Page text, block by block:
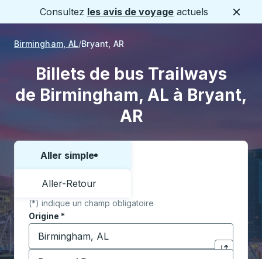
Consultez les avis de voyage actuels
Birmingham, AL Bryant, AR
Billets de bus Trailways
de Birmingham, AL à Bryant,
AR
Choisissez un sens ou un aller-retour:
Aller simple
Aller-Retour
(*) indique un champ obligatoire
Origine *
Commencez à saisir la ville d'origine pour ouvrir
Cliquez
Destination*